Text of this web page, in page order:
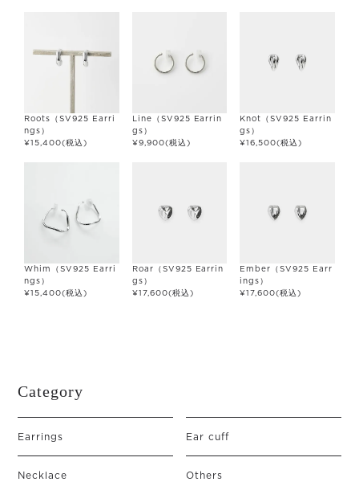
Roots（SV925 Earri
ngs）
¥15,400(税込)
Line（SV925 Earrin
gs）
¥9,900(税込)
Knot（SV925 Earrin
gs）
¥16,500(税込)
Whim（SV925 Earri
ngs）
¥15,400(税込)
Roar（SV925 Earrin
gs）
¥17,600(税込)
Ember（SV925 Earr
ings）
¥17,600(税込)
Category
Earrings Ear cuff
Necklace Others